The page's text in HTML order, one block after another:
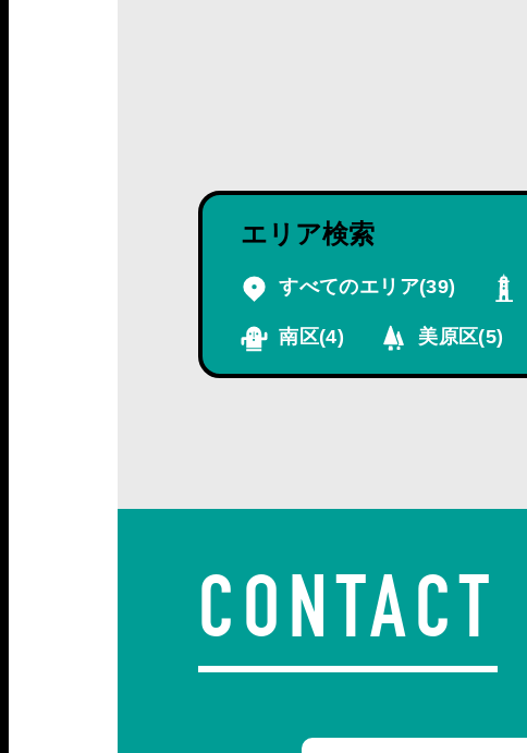
エリア検索
すべてのエリア(39)
南区(4) 美原区(5)
CONTACT